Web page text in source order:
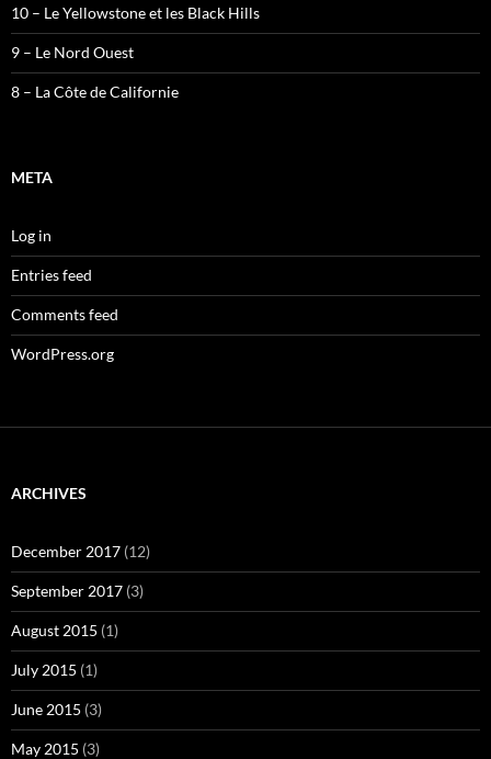
10 – Le Yellowstone et les Black Hills
9 – Le Nord Ouest
8 – La Côte de Californie
META
Log in
Entries feed
Comments feed
WordPress.org
ARCHIVES
December 2017 (12)
September 2017 (3)
August 2015 (1)
July 2015 (1)
June 2015 (3)
May 2015 (3)